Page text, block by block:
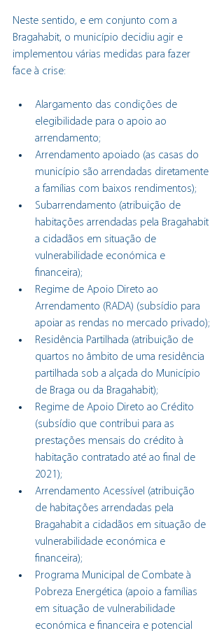
Neste sentido, e em conjunto com a
Bragahabit, o município decidiu agir e
implementou várias medidas para fazer
face à crise:
Alargamento das condições de
elegibilidade para o apoio ao
arrendamento;
Arrendamento apoiado (as casas do
município são arrendadas diretamente
a famílias com baixos rendimentos);
Subarrendamento (atribuição de
habitações arrendadas pela Bragahabit
a cidadãos em situação de
vulnerabilidade económica e
financeira);
Regime de Apoio Direto ao
Arrendamento (RADA) (subsídio para
apoiar as rendas no mercado privado);
Residência Partilhada (atribuição de
quartos no âmbito de uma residência
partilhada sob a alçada do Município
de Braga ou da Bragahabit);
Regime de Apoio Direto ao Crédito
(subsídio que contribui para as
prestações mensais do crédito à
habitação contratado até ao final de
2021);
Arrendamento Acessível (atribuição
de habitações arrendadas pela
Bragahabit a cidadãos em situação de
vulnerabilidade económica e
financeira);
Programa Municipal de Combate à
Pobreza Energética (apoio a famílias
em situação de vulnerabilidade
económica e financeira e potencial